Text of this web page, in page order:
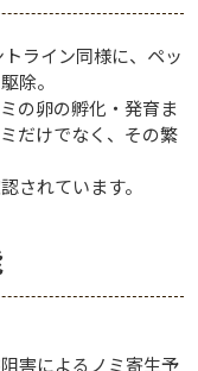
ライン同様に、ペッ
除。
の卵の孵化・発育ま
だけでなく、その繁
されています。
害によるノミ寄生予